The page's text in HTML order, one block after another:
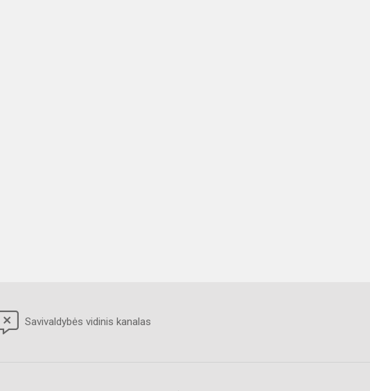
Savivaldybės vidinis kanalas